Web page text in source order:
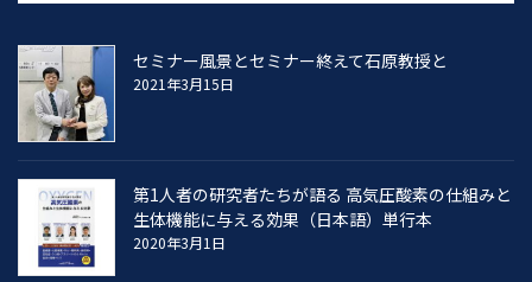
セミナー風景とセミナー終えて石原教授と
2021年3月15日
第1人者の研究者たちが語る 高気圧酸素の仕組みと
生体機能に与える効果（日本語）単行本
2020年3月1日